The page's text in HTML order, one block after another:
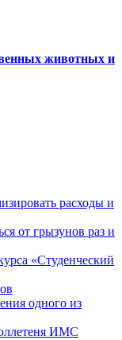
животных и
расходы и
от грызунов раз и
«Студенческий
одного из
ИМС